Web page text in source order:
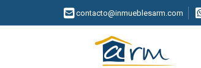
contacto@inmueblesarm.com